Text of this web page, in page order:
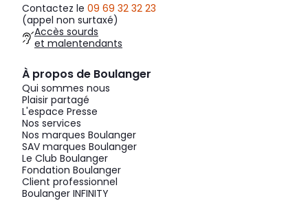
Contactez le 09 69 32 32 23
(appel non surtaxé)
Accès sourds
et malentendants
À propos de Boulanger
Qui sommes nous
Plaisir partagé
L'espace Presse
Nos services
Nos marques Boulanger
SAV marques Boulanger
Le Club Boulanger
Fondation Boulanger
Client professionnel
Boulanger INFINITY